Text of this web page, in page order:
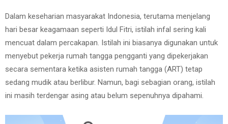
Dalam keseharian masyarakat Indonesia, terutama menjelang
hari besar keagamaan seperti Idul Fitri, istilah infal sering kali
mencuat dalam percakapan. Istilah ini biasanya digunakan untuk
menyebut pekerja rumah tangga pengganti yang dipekerjakan
secara sementara ketika asisten rumah tangga (ART) tetap
sedang mudik atau berlibur. Namun, bagi sebagian orang, istilah
ini masih terdengar asing atau belum sepenuhnya dipahami.